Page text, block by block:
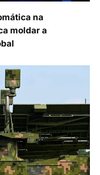
na
moldar a